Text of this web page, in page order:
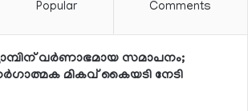
Popular Comments
വര്‍ണാഭമായ സമാപനം;
മികവ് കൈയടി നേടി